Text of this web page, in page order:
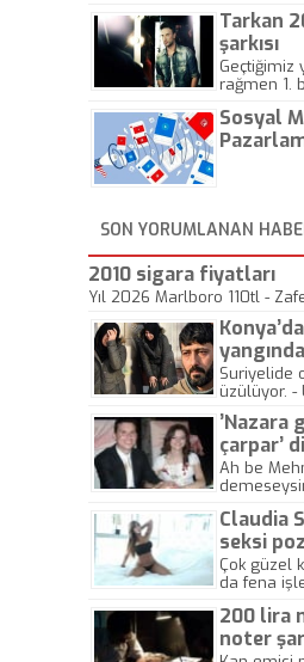
Tarkan
şarkısı
Geçtiğimiz
rağmen 1.
önemli
Sosyal
SON YORUMLANAN
2010 sigara fiyatları
Yıl 2026 Marlboro 110tl -
yitirdi
Suriyelide
üzülüyor. -
’Nazara
çarpar’
Ah be
Claudia
seksi
Çok güzel
da fena
200 lira
noter